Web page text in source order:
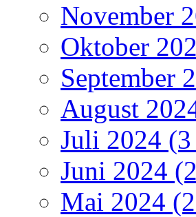
November
Oktober
September
August
Juli 2024
Juni 2024
Mai 2024